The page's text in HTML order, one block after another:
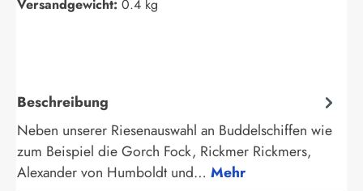
Versandgewicht: 0.4 kg
Beschreibung
Neben unserer Riesenauswahl an Buddelschiffen wie
zum Beispiel die Gorch Fock, Rickmer Rickmers,
Alexander von Humboldt und… Mehr